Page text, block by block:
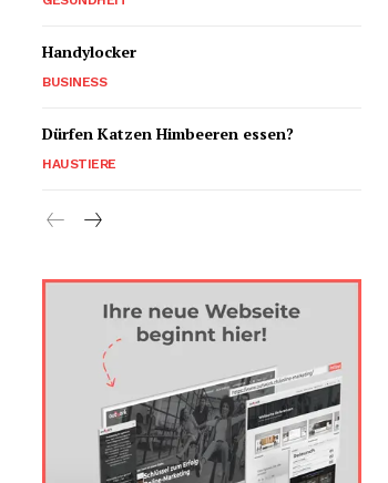
Handylocker
BUSINESS
Dürfen Katzen Himbeeren essen?
HAUSTIERE